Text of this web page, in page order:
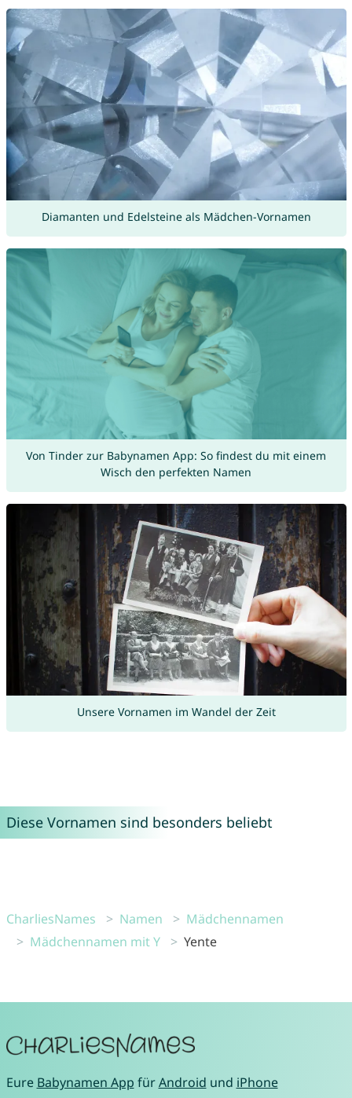
Diamanten und Edelsteine als Mädchen-Vornamen
Von Tinder zur Babynamen App: So findest du mit einem
Wisch den perfekten Namen
Unsere Vornamen im Wandel der Zeit
Diese Vornamen sind besonders beliebt
CharliesNames Namen
Mädchennamen
Mädchennamen mit Y
Yente
Eure Babynamen App fürAndroid und iPhone